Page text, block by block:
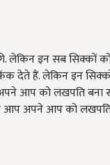
लेकिन इन सब सिक्कों
देते हैं. लेकिन इन
आप को लखपति बना
आप अपने आप को